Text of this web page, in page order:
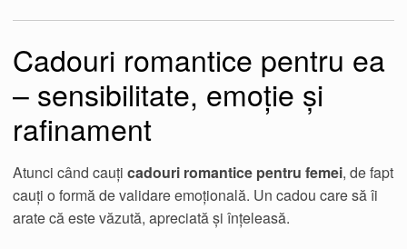
Cadouri romantice pentru ea
– sensibilitate, emoție și
rafinament
Atunci când cauți cadouri romantice pentru femei, de fapt
cauți o formă de validare emoțională. Un cadou care să îi
arate că este văzută, apreciată și înțeleasă.